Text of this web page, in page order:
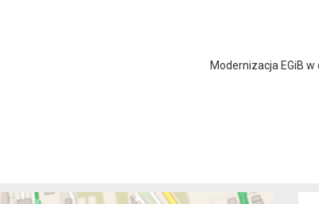
Modernizacja EGiB